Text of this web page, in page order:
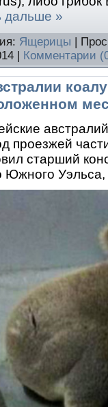
дальше »
Ящерицы |
| Комментарии
проезжей
старший
Южного